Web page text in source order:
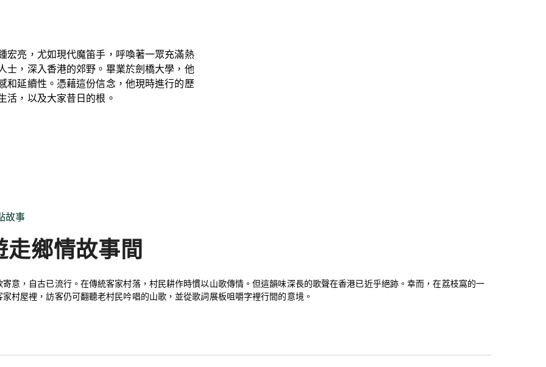
宏亮，尤如現代魔笛手，呼喚著一眾充滿熱
士，深入香港的郊野。畢業於劍橋大學，他
和延續性。憑藉這份信念，他現時進行的歷
活，以及大家昔日的根。
故事
走鄉情故事間
寄意，自古已流行。在傳統客家村落，村民耕作時慣以山歌傳情。但這韻味深長的歌聲在香港已近乎絕跡。幸而，在荔枝窩的一
家村屋裡，訪客仍可翻聽老村民吟唱的山歌，並從歌詞展板咀嚼字裡行間的意境。